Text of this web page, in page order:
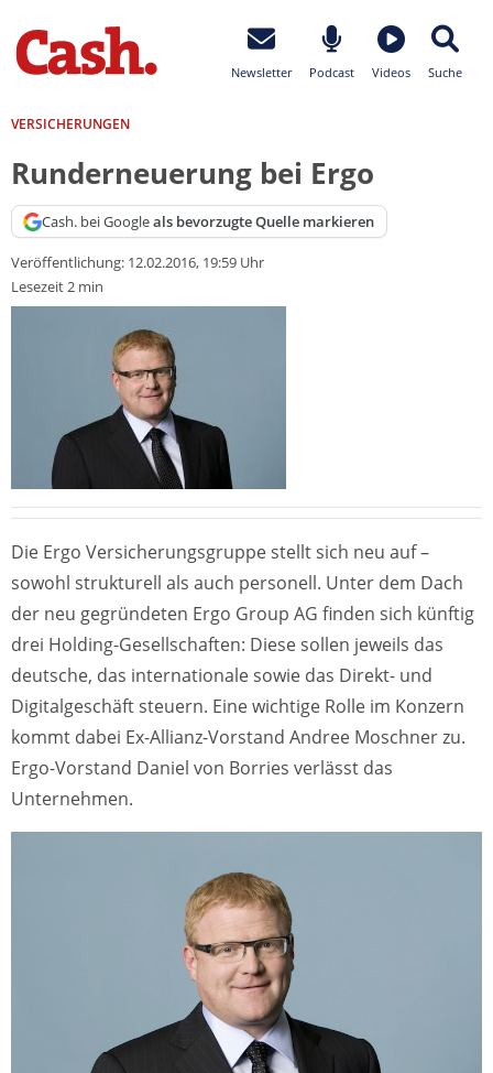
Newsletter Podcast Videos Suche
VERSICHERUNGEN
Runderneuerung bei Ergo
Cash. bei Googleals bevorzugte Quelle markieren
Veröffentlichung: 12.02.2016, 19:59 Uhr
Lesezeit 2 min
Die Ergo Versicherungsgruppe stellt sich neu auf –
sowohl strukturell als auch personell. Unter dem Dach
der neu gegründeten Ergo Group AG finden sich künftig
drei Holding-Gesellschaften: Diese sollen jeweils das
deutsche, das internationale sowie das Direkt- und
Digitalgeschäft steuern. Eine wichtige Rolle im Konzern
kommt dabei Ex-Allianz-Vorstand Andree Moschner zu.
Ergo-Vorstand Daniel von Borries verlässt das
Unternehmen.